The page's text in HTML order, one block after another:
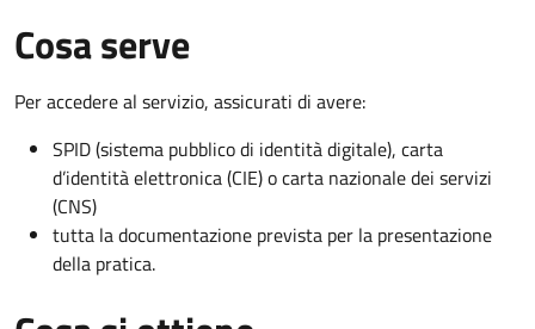
Cosa serve
Per accedere al servizio, assicurati di avere:
SPID (sistema pubblico di identità digitale), carta
d’identità elettronica (CIE) o carta nazionale dei servizi
(CNS)
tutta la documentazione prevista per la presentazione
della pratica.